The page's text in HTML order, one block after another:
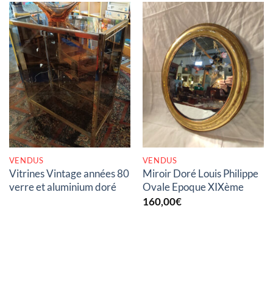
RUPTURE DE STOCK
VENDUS
Vitrines Vintage années 80
verre et aluminium doré
RUPTURE DE STOCK
VENDUS
Miroir Doré Louis Philippe
Ovale Epoque XIXème
160,00€